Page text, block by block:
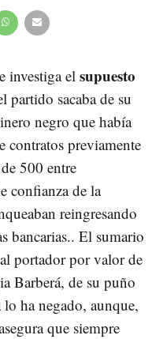
investiga el supuesto
partido sacaba de su
negro que había
contratos previamente
500 entre
confianza de la
reingresando
bancarias.. El sumario
portador por valor de
Barberá, de su puño
ha negado, aunque,
que siempre